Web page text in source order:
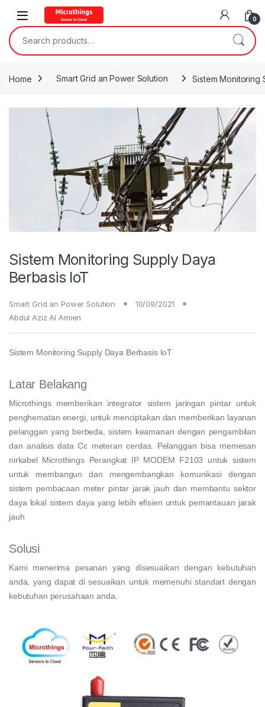
Open 0
Search for:
Home Smart Grid an Power Solution Sistem Monitoring
Sistem Monitoring Supply Daya
Berbasis IoT
Smart Grid an Power Solution
10/09/2021
Abdul Aziz Al Amien
Sistem Monitoring Supply Daya Berbasis IoT
Latar Belakang
Microthings memberikan integrator sistem jaringan pintar untuk
penghematan energi, untuk menciptakan dan memberikan layanan
pelanggan yang berbeda, sistem keamanan dengan pengambilan
dan analisis data Cc meteran cerdas. Pelanggan bisa memesan
nirkabel Microthings Perangkat IP MODEM F2103 untuk sistem
untuk membangun dan mengembangkan komunikasi dengan
sistem pembacaan meter pintar jarak jauh dan membantu sektor
daya lokal sistem daya yang lebih efisien untuk pemantauan jarak
jauh
Solusi
Kami menerima pesanan yang disesuaikan dengan kebutuhan
anda, yang dapat di sesuaikan untuk memenuhi standart dengan
kebutuhan perusahaan anda.